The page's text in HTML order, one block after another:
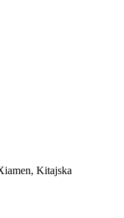
Kitajska